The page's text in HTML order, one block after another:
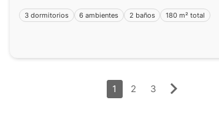
3 dormitorios 6 ambientes 2 baños 180 m² total
1 2 3